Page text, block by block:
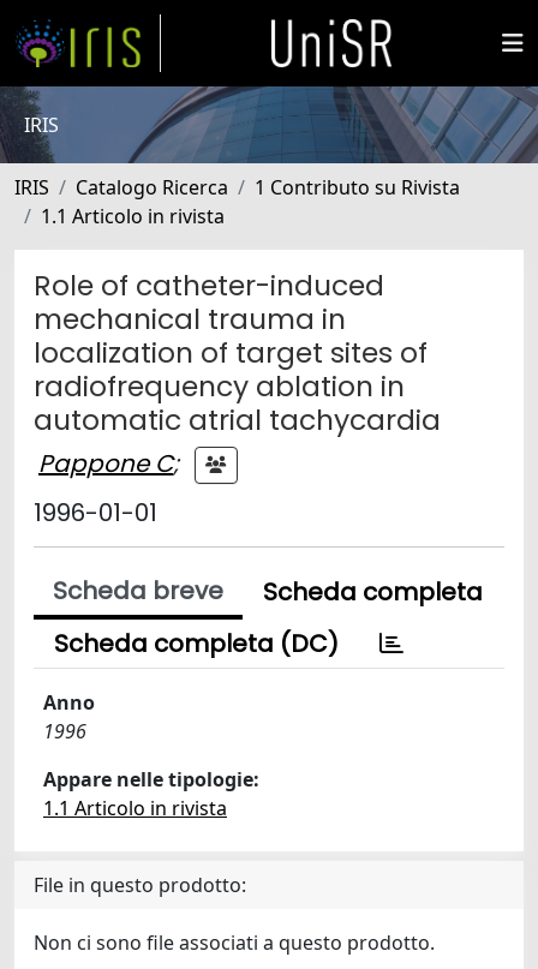
IRIS
IRIS Catalogo Ricerca
1 Contributo su Rivista
1.1 Articolo in rivista
Role of catheter-induced
mechanical trauma in
localization of target sites of
radiofrequency ablation in
automatic atrial tachycardia
Pappone C;
1996-01-01
Scheda breve
Scheda completa
Scheda completa (DC)
Anno
1996
Appare nelle tipologie:
1.1 Articolo in rivista
File in questo prodotto:
Non ci sono file associati a questo prodotto.